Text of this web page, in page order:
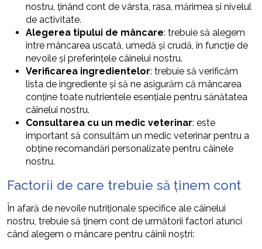
nostru, ținând cont de vârsta, rasa, mărimea și nivelul
de activitate.
Alegerea tipului de mâncare: trebuie să alegem
între mâncarea uscată, umedă și crudă, în funcție de
nevoile și preferințele câinelui nostru.
Verificarea ingredientelor: trebuie să verificăm
lista de ingrediente și să ne asigurăm că mâncarea
conține toate nutrientele esențiale pentru sănătatea
câinelui nostru.
Consultarea cu un medic veterinar: este
important să consultăm un medic veterinar pentru a
obține recomandări personalizate pentru câinele
nostru.
Factorii de care trebuie să ținem cont
În afară de nevoile nutriționale specifice ale câinelui
nostru, trebuie să ținem cont de următorii factori atunci
când alegem o mâncare pentru câinii noștri: